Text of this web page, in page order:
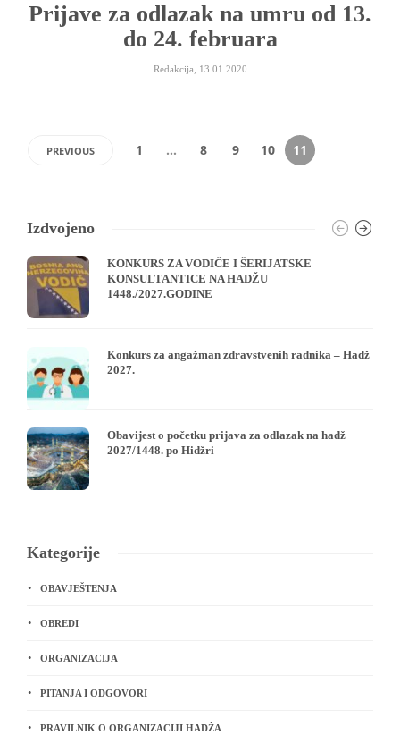
Prijave za odlazak na umru od 13.
do 24. februara
Redakcija 13.01.2020
PREVIOUS 1 … 8 9 10 11
Izdvojeno
KONKURS ZA VODIČE I ŠERIJATSKE
KONSULTANTICE NA HADŽU
1448./2027.GODINE
Konkurs za angažman zdravstvenih radnika – Hadž
2027.
Obavijest o početku prijava za odlazak na hadž
2027/1448. po Hidžri
Kategorije
OBAVJEŠTENJA
OBREDI
ORGANIZACIJA
PITANJA I ODGOVORI
PRAVILNIK O ORGANIZACIJI HADŽA